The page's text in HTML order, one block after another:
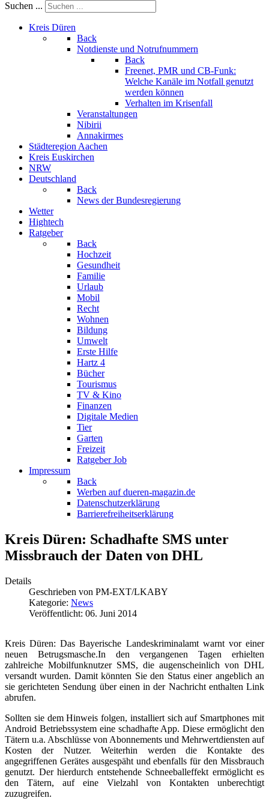
Suchen ...
Kreis Düren
Back
Notdienste und Notrufnummern
Back
Freenet, PMR und CB-Funk:
Welche Kanäle im Notfall genutzt
werden können
Verhalten im Krisenfall
Veranstaltungen
Nibirii
Annakirmes
Städteregion Aachen
Kreis Euskirchen
NRW
Deutschland
Back
News der Bundesregierung
Wetter
Hightech
Ratgeber
Back
Hochzeit
Gesundheit
Familie
Urlaub
Mobil
Recht
Wohnen
Bildung
Umwelt
Erste Hilfe
Hartz 4
Bücher
Tourismus
TV & Kino
Finanzen
Digitale Medien
Tier
Garten
Freizeit
Ratgeber Job
Impressum
Back
Werben auf dueren-magazin.de
Datenschutzerklärung
Barrierefreiheitserklärung
Kreis Düren: Schadhafte SMS unter
Missbrauch der Daten von DHL
Details
Geschrieben von PM-EXT/LKABY
Kategorie: News
Veröffentlicht: 06. Juni 2014
Kreis Düren: Das Bayerische Landeskriminalamt warnt vor einer
neuen Betrugsmasche.In den vergangenen Tagen erhielten
zahlreiche Mobilfunknutzer SMS, die augenscheinlich von DHL
versandt wurden. Damit könnten Sie den Status einer angeblich an
sie gerichteten Sendung über einen in der Nachricht enthalten Link
abrufen.
Sollten sie dem Hinweis folgen, installiert sich auf Smartphones mit
Android Betriebssystem eine schadhafte App. Diese ermöglicht den
Tätern u.a. Abschlüsse von Abonnements und Mehrwertdiensten auf
Kosten der Nutzer. Weiterhin werden die Kontakte des
angegriffenen Gerätes ausgespäht und ebenfalls für den Missbrauch
genutzt. Der hierdurch entstehende Schneeballeffekt ermöglicht es
den Tätern, auf eine Vielzahl von Kontakten unberechtigt
zuzugreifen.